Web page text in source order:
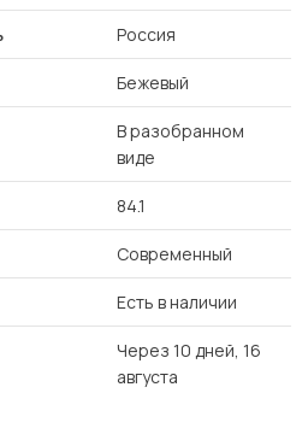
Россия
Бежевый
В разобранном
виде
84.1
Современный
Есть в наличии
Через 10 дней, 16
августа